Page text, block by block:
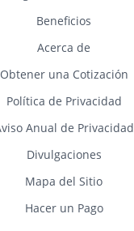
Beneficios
Acerca de
Obtener una Cotización
Política de Privacidad
Anual de Privacidad
Divulgaciones
Mapa del Sitio
Hacer un Pago